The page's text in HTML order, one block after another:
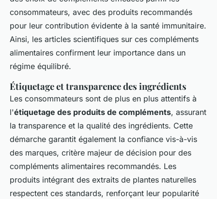
consommateurs, avec des produits recommandés
pour leur contribution évidente à la santé immunitaire.
Ainsi, les articles scientifiques sur ces compléments
alimentaires confirment leur importance dans un
régime équilibré.
Étiquetage et transparence des ingrédients
Les consommateurs sont de plus en plus attentifs à
l'étiquetage des produits de compléments, assurant
la transparence et la qualité des ingrédients. Cette
démarche garantit également la confiance vis-à-vis
des marques, critère majeur de décision pour des
compléments alimentaires recommandés. Les
produits intégrant des extraits de plantes naturelles
respectent ces standards, renforçant leur popularité